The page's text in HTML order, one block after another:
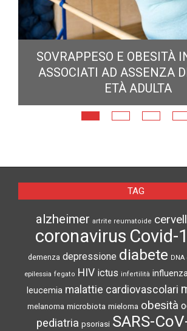
SOVRAPPESO E OBESITÀ
ASSOCIATI AD ASSENZA
ETÀ ADULTA
TAG
alzheimer artrite reumatoide
coronavirus Covid-
demenza depressione diabete DNA
epilessia fegato HIV ictus infertilità
leucemia malattie cardiovascolari
melanoma microbiota mieloma obesità
pediatria psoriasi SARS-